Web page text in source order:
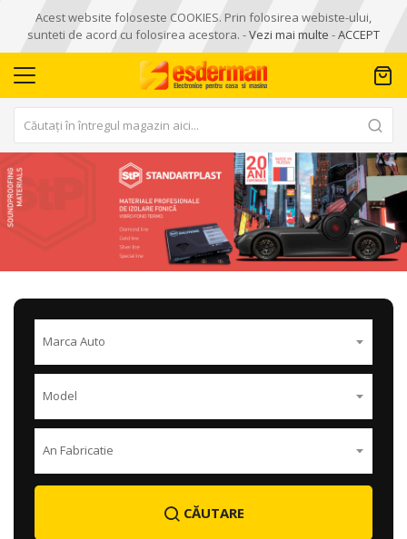
Acest website foloseste COOKIES. Prin folosirea webiste-ului,
sunteti de acord cu folosirea acestora. -Vezi mai multe -ACCEPT
CĂUTARE